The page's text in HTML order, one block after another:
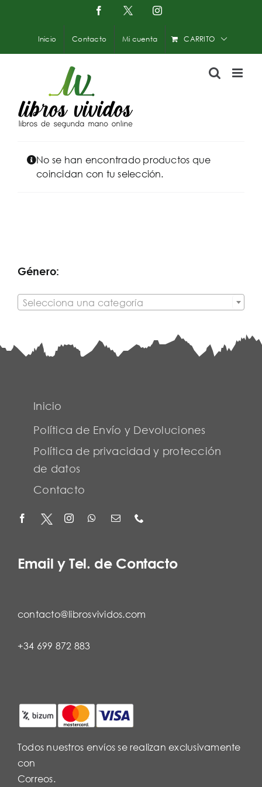
contenido
Facebook
X
Instagram
Inicio Contacto Mi cuenta CARRITO
No se han encontrado productos que
coincidan con tu selección.
Género:
Selecciona una categoría
Inicio
Política de Envío y Devoluciones
Política de privacidad y protección
de datos
Contacto
Email y Tel. de Contacto
contacto@librosvividos.com
+34 699 872 883
Todos nuestros envíos se realizan exclusivamente
con
Correos.